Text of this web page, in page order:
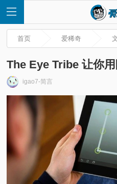
快
首页 爱稀奇
The Eye Tribe 让你
igao7-简言